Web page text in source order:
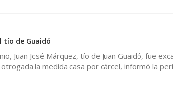
tío de Guaidó
Juan José Márquez, tío de Juan Guaidó, fue
la medida casa por cárcel, informó la